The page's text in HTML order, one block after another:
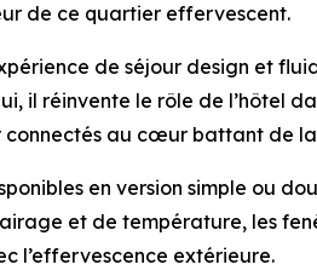
de ce quartier effervescent.
de séjour design et
il réinvente le rôle de l’hôtel
connectés au cœur battant de
en version simple ou
et de température, les
l’effervescence extérieure.